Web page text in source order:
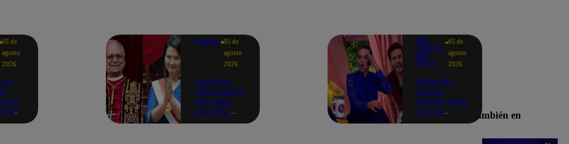
05 de
agosto
2026
se
el
Política 05 de
agosto
2026
Canciller
sobre visita
del papa
León XIV:
ME
CAIGO
DE
RISA
05 de
agosto
2026
Eduardo
Romay
desató risas
con su
Encuéntranos también en